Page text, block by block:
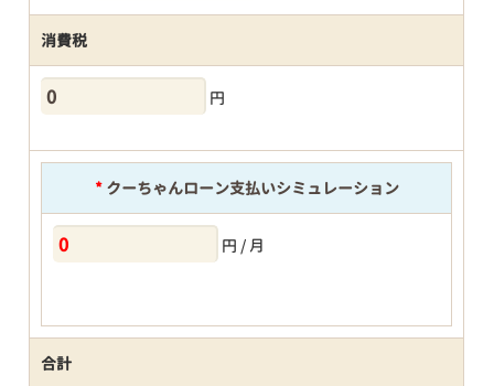
消費税
円
*クーちゃんローン支払いシミュレーション
円 / 月
合計